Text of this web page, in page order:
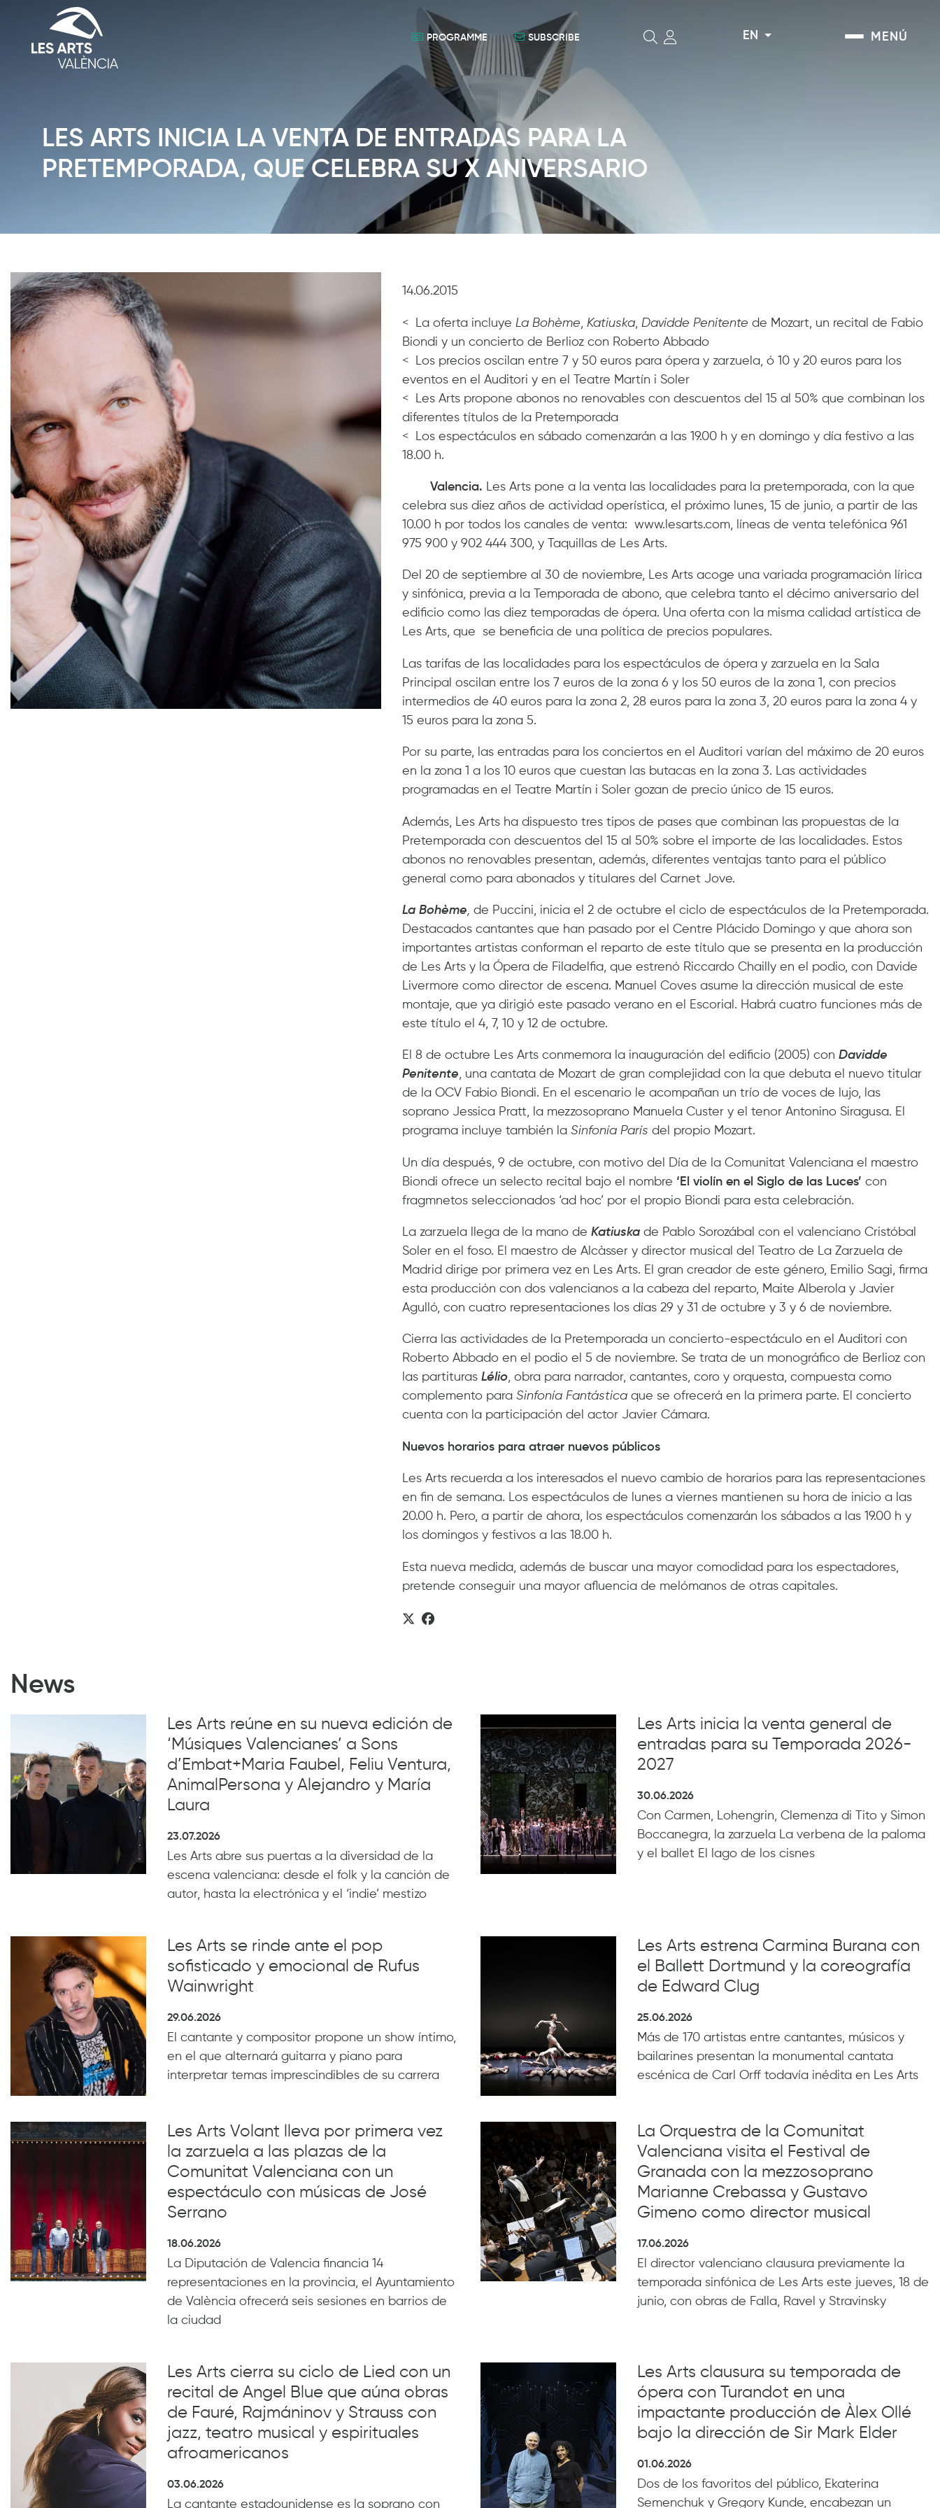
MENÚ
EN
SUBSCRIBE
PROGRAMME
LES ARTS INICIA LA VENTA DE ENTRADAS PARA LA
PRETEMPORADA, QUE CELEBRA SU X ANIVERSARIO
14.06.2015
< La oferta incluye La Bohème Katiuska Davidde Penitente de Mozart, un recital de Fabio
Biondi y un concierto de Berlioz con Roberto Abbado
< Los precios oscilan entre 7 y 50 euros para ópera y zarzuela, ó 10 y 20 euros para los
eventos en el Auditori y en el Teatre Martín i Soler
< Les Arts propone abonos no renovables con descuentos del 15 al 50% que combinan los
diferentes títulos de la Pretemporada
< Los espectáculos en sábado comenzarán a las 19.00 h y en domingo y día festivo a las
18.00 h.
Valencia. Les Arts pone a la venta las localidades para la pretemporada, con la que
celebra sus diez años de actividad operística, el próximo lunes, 15 de junio, a partir de las
10.00 h por todos los canales de venta: www.lesarts.com, líneas de venta telefónica 961
975 900 y 902 444 300, y Taquillas de Les Arts.
Del 20 de septiembre al 30 de noviembre, Les Arts acoge una variada programación lírica
y sinfónica, previa a la Temporada de abono, que celebra tanto el décimo aniversario del
edificio como las diez temporadas de ópera. Una oferta con la misma calidad artística de
Les Arts, que se beneficia de una política de precios populares.
Las tarifas de las localidades para los espectáculos de ópera y zarzuela en la Sala
Principal oscilan entre los 7 euros de la zona 6 y los 50 euros de la zona 1, con precios
intermedios de 40 euros para la zona 2, 28 euros para la zona 3, 20 euros para la zona 4 y
15 euros para la zona 5.
Por su parte, las entradas para los conciertos en el Auditori varían del máximo de 20 euros
en la zona 1 a los 10 euros que cuestan las butacas en la zona 3. Las actividades
programadas en el Teatre Martín i Soler gozan de precio único de 15 euros.
Además, Les Arts ha dispuesto tres tipos de pases que combinan las propuestas de la
Pretemporada con descuentos del 15 al 50% sobre el importe de las localidades. Estos
abonos no renovables presentan, además, diferentes ventajas tanto para el público
general como para abonados y titulares del Carnet Jove.
La Bohème, de Puccini, inicia el 2 de octubre el ciclo de espectáculos de la Pretemporada.
Destacados cantantes que han pasado por el Centre Plácido Domingo y que ahora son
importantes artistas conforman el reparto de este título que se presenta en la producción
de Les Arts y la Ópera de Filadelfia, que estrenó Riccardo Chailly en el podio, con Davide
Livermore como director de escena. Manuel Coves asume la dirección musical de este
montaje, que ya dirigió este pasado verano en el Escorial. Habrá cuatro funciones más de
este título el 4, 7, 10 y 12 de octubre.
El 8 de octubre Les Arts conmemora la inauguración del edificio (2005) con Davidde
Penitente, una cantata de Mozart de gran complejidad con la que debuta el nuevo titular
de la OCV Fabio Biondi. En el escenario le acompañan un trío de voces de lujo, las
soprano Jessica Pratt, la mezzosoprano Manuela Custer y el tenor Antonino Siragusa. El
programa incluye también la Sinfonía París del propio Mozart.
Un día después, 9 de octubre, con motivo del Día de la Comunitat Valenciana el maestro
Biondi ofrece un selecto recital bajo el nombre ‘El violín en el Siglo de las Luces’ con
fragmnetos seleccionados ‘ad hoc’ por el propio Biondi para esta celebración.
La zarzuela llega de la mano de Katiuska de Pablo Sorozábal con el valenciano Cristóbal
Soler en el foso. El maestro de Alcàsser y director musical del Teatro de La Zarzuela de
Madrid dirige por primera vez en Les Arts. El gran creador de este género, Emilio Sagi, firma
esta producción con dos valencianos a la cabeza del reparto, Maite Alberola y Javier
Agulló, con cuatro representaciones los días 29 y 31 de octubre y 3 y 6 de noviembre.
Cierra las actividades de la Pretemporada un concierto-espectáculo en el Auditori con
Roberto Abbado en el podio el 5 de noviembre. Se trata de un monográfico de Berlioz con
las partituras Lélio, obra para narrador, cantantes, coro y orquesta, compuesta como
complemento para Sinfonía Fantástica que se ofrecerá en la primera parte. El concierto
cuenta con la participación del actor Javier Cámara.
Nuevos horarios para atraer nuevos públicos
Les Arts recuerda a los interesados el nuevo cambio de horarios para las representaciones
en fin de semana. Los espectáculos de lunes a viernes mantienen su hora de inicio a las
20.00 h. Pero, a partir de ahora, los espectáculos comenzarán los sábados a las 19.00 h y
los domingos y festivos a las 18.00 h.
Esta nueva medida, además de buscar una mayor comodidad para los espectadores,
pretende conseguir una mayor afluencia de melómanos de otras capitales.
News
Les Arts reúne en su nueva edición de
‘Músiques Valencianes’ a Sons
d’Embat+Maria Faubel, Feliu Ventura,
AnimalPersona y Alejandro y María
Laura
23.07.2026
Les Arts abre sus puertas a la diversidad de la
escena valenciana: desde el folk y la canción de
autor, hasta la electrónica y el ‘indie’ mestizo
Les Arts inicia la venta general de
entradas para su Temporada 2026-
2027
30.06.2026
Con Carmen, Lohengrin, Clemenza di Tito y Simon
Boccanegra, la zarzuela La verbena de la paloma
y el ballet El lago de los cisnes
Les Arts se rinde ante el pop
sofisticado y emocional de Rufus
Wainwright
29.06.2026
El cantante y compositor propone un show íntimo,
en el que alternará guitarra y piano para
interpretar temas imprescindibles de su carrera
Les Arts estrena Carmina Burana con
el Ballett Dortmund y la coreografía
de Edward Clug
25.06.2026
Más de 170 artistas entre cantantes, músicos y
bailarines presentan la monumental cantata
escénica de Carl Orff todavía inédita en Les Arts
Les Arts Volant lleva por primera vez
la zarzuela a las plazas de la
Comunitat Valenciana con un
espectáculo con músicas de José
Serrano
18.06.2026
La Diputación de Valencia financia 14
representaciones en la provincia, el Ayuntamiento
de València ofrecerá seis sesiones en barrios de
la ciudad
La Orquestra de la Comunitat
Valenciana visita el Festival de
Granada con la mezzosoprano
Marianne Crebassa y Gustavo
Gimeno como director musical
17.06.2026
El director valenciano clausura previamente la
temporada sinfónica de Les Arts este jueves, 18 de
junio, con obras de Falla, Ravel y Stravinsky
Les Arts cierra su ciclo de Lied con un
recital de Angel Blue que aúna obras
de Fauré, Rajmáninov y Strauss con
jazz, teatro musical y espirituales
afroamericanos
03.06.2026
La cantante estadounidense es la soprano con
Les Arts clausura su temporada de
ópera con Turandot en una
impactante producción de Àlex Ollé
bajo la dirección de Sir Mark Elder
01.06.2026
Dos de los favoritos del público, Ekaterina
Semenchuk y Gregory Kunde, encabezan un